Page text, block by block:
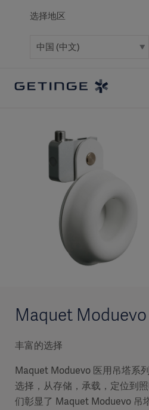
选择地区
Maquet
丰富的选择
Maquet Moduevo 医用吊塔系
选择，从存储，承载，定位到
们彰显了 Maquet Moduevo 吊